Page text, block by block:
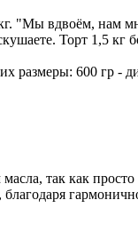
"Мы вдвоём, нам
Торт 1,5
размеры: 600 гр -
так как
благодаря